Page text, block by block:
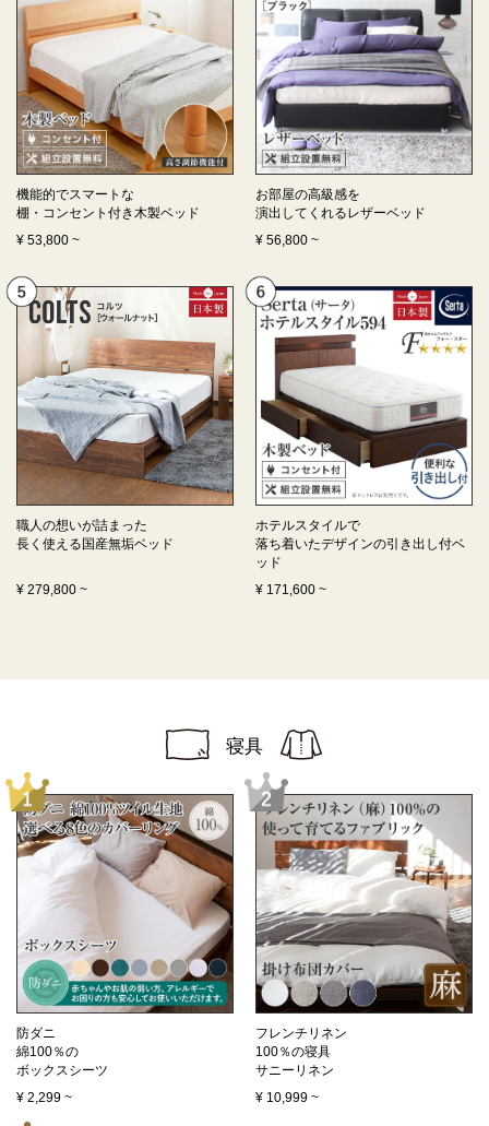
機能的でスマートな
棚・コンセント付き木製ベッド
¥ 53,800 ~
お部屋の高級感を
演出してくれるレザーベッド
¥ 56,800 ~
職人の想いが詰まった
長く使える 国産無垢ベッド
¥ 279,800 ~
ホテルスタイルで
落ち着いたデザインの引き出し付ベ
ッド
¥ 171,600 ~
寝具
防ダニ
綿100％の
ボックスシーツ
¥ 2,299 ~
フレンチリネン
100％の寝具
サニーリネン
¥ 10,999 ~